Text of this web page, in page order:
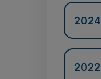
2024
2022